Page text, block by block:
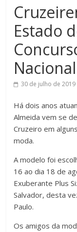
Estado
Nacional
30 de julho de 2019
Há dois anos
Almeida vem se
Cruzeiro em
moda.
A modelo foi
16 ao dia 18 de
Exuberante Plus
Salvador, desta
Paulo.
Os amigos da